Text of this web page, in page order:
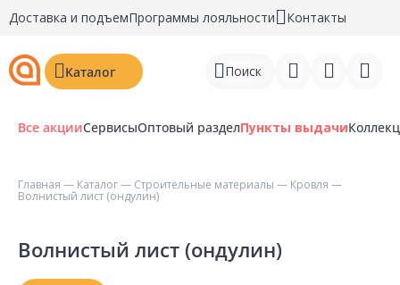
Доставка и подъемПрограммы лояльности Контакты
Каталог Поиск
Войти
Регистрация
Все акцииСервисыОптовый разделПункты выдачи
Главная — Каталог— Строительные материалы — Кровля —
Волнистый лист (ондулин)
Волнистый лист (ондулин)